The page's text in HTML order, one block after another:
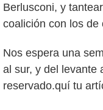
Berlusconi, y
coalición con los de
Nos espera una
al sur, y del levante
reservado.quí tu